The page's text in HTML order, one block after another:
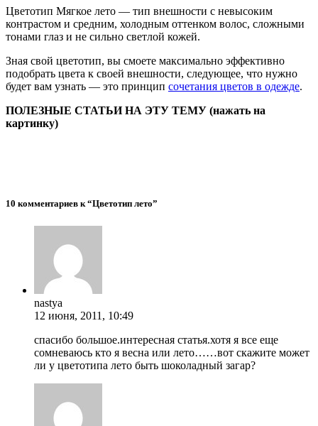
Цветотип Мягкое лето — тип внешности с невысоким
контрастом и средним, холодным оттенком волос, сложными
тонами глаз и не сильно светлой кожей.
Зная свой цветотип, вы смоете максимально эффективно
подобрать цвета к своей внешности, следующее, что нужно
будет вам узнать — это принцип сочетания цветов в одежде.
ПОЛЕЗНЫЕ СТАТЬИ НА ЭТУ ТЕМУ (нажать на
картинку)
10 комментариев к “Цветотип лето”
nastya
12 июня, 2011, 10:49
спасибо большое.интересная статья.хотя я все еще
сомневаюсь кто я весна или лето……вот скажите может
ли у цветотипа лето быть шоколадный загар?